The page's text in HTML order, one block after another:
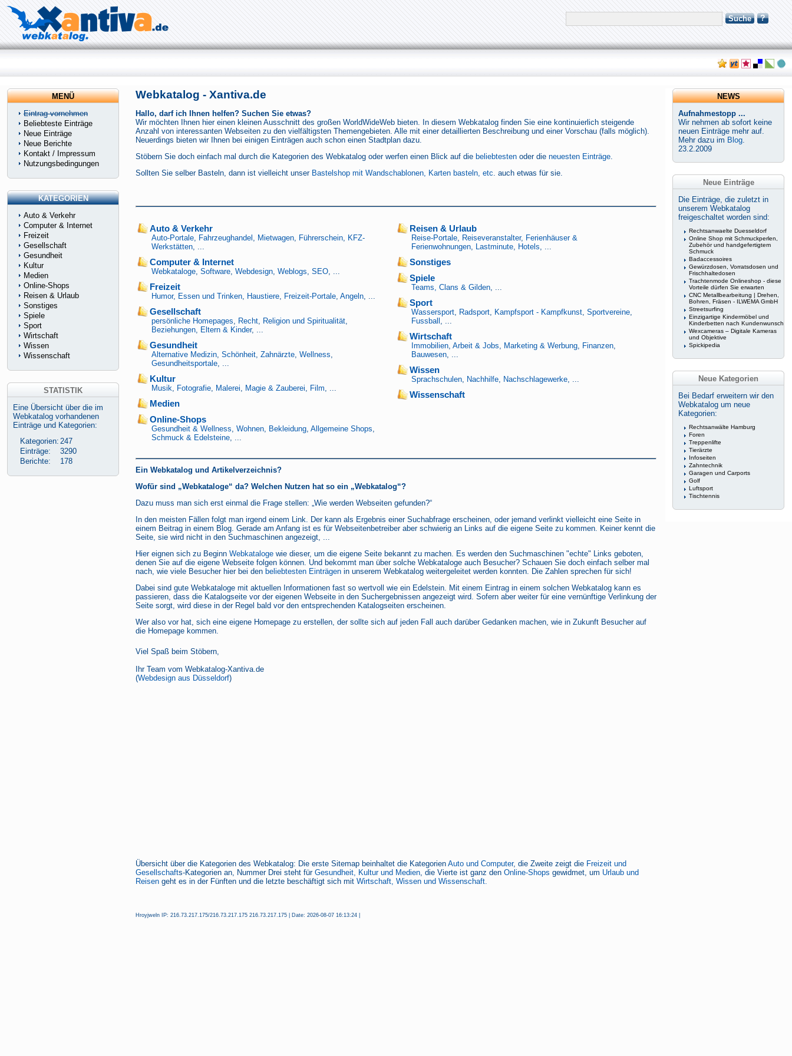
Webkatalog - Xantiva.de
Hallo, darf ich Ihnen helfen? Suchen Sie etwas?
Wir möchten Ihnen hier einen kleinen Ausschnitt des großen WorldWideWeb bieten. In diesem Webkatalog finden Sie eine kontinuierlich steigende
Anzahl von interessanten Webseiten zu den vielfältigsten Themengebieten. Alle mit einer detaillierten Beschreibung und einer Vorschau (falls möglich).
Neuerdings bieten wir Ihnen bei einigen Einträgen auch schon einen Stadtplan dazu.
Stöbern Sie doch einfach mal durch die Kategorien des Webkatalog oder werfen einen Blick auf die beliebtesten oder die neuesten Einträge.
Sollten Sie selber Basteln, dann ist vielleicht unser Bastelshop mit Wandschablonen, Karten basteln, etc. auch etwas für sie.
Auto & Verkehr
Auto-Portale, Fahrzeughandel , Mietwagen, Führerschein, KFZ-
Werkstätten, ...
Computer & Internet
Webkataloge, Software, Webdesign, Weblogs, SEO, ...
Freizeit
Humor, Essen und Trinken, Haustiere, Freizeit-Portale, Angeln, ...
Gesellschaft
persönliche Homepages, Recht, Religion und Spiritualität,
Beziehungen, Eltern & Kinder, ...
Gesundheit
Alternative Medizin, Schönheit, Zahnärzte, Wellness,
Gesundheitsportale, ...
Kultur
Musik, Fotografie, Malerei, Magie & Zauberei, Film, ...
Medien
Online-Shops
Gesundheit & Wellness, Wohnen, Bekleidung, Allgemeine Shops,
Schmuck & Edelsteine, ...
Reisen & Urlaub
Reise-Portale, Reiseveranstalter, Ferienhäuser &
Ferienwohnungen, Lastminute, Hotels, ...
Sonstiges
Spiele
Teams, Clans & Gilden, ...
Sport
Wassersport, Radsport, Kampfsport - Kampfkunst, Sportvereine,
Fussball , ...
Wirtschaft
Immobilien, Arbeit & Jobs, Marketing & Werbung, Finanzen,
Bauwesen, ...
Wissen
Sprachschulen, Nachhilfe, Nachschlagewerke, ...
Wissenschaft
Ein Webkatalog und Artikelverzeichnis?
Wofür sind „Webkataloge“ da? Welchen Nutzen hat so ein „Webkatalog“?
Dazu muss man sich erst einmal die Frage stellen: „Wie werden Webseiten gefunden?“
In den meisten Fällen folgt man irgend einem Link. Der kann als Ergebnis einer Suchabfrage erscheinen, oder jemand verlinkt vielleicht eine Seite in
einem Beitrag in einem Blog. Gerade am Anfang ist es für Webseitenbetreiber aber schwierig an Links auf die eigene Seite zu kommen. Keiner kennt die
Seite, sie wird nicht in den Suchmaschinen angezeigt, ...
Hier eignen sich zu Beginn Webkataloge wie dieser, um die eigene Seite bekannt zu machen. Es werden den Suchmaschinen "echte" Links geboten,
denen Sie auf die eigene Webseite folgen können. Und bekommt man über solche Webkataloge auch Besucher? Schauen Sie doch einfach selber mal
nach, wie viele Besucher hier bei den beliebtesten Einträgen in unserem Webkatalog weitergeleitet werden konnten. Die Zahlen sprechen für sich!
Dabei sind gute Webkataloge mit aktuellen Informationen fast so wertvoll wie ein Edelstein. Mit einem Eintrag in einem solchen Webkatalog kann es
passieren, dass die Katalogseite vor der eigenen Webseite in den Suchergebnissen angezeigt wird. Sofern aber weiter für eine vernünftige Verlinkung der
Seite sorgt, wird diese in der Regel bald vor den entsprechenden Katalogseiten erscheinen.
Wer also vor hat, sich eine eigene Homepage zu erstellen, der sollte sich auf jeden Fall auch darüber Gedanken machen, wie in Zukunft Besucher auf
die Homepage kommen.
Viel Spaß beim Stöbern,
Ihr Team vom Webkatalog-Xantiva.de
(Webdesign aus Düsseldorf)
Übersicht über die Kategorien des Webkatalog: Die erste Sitemap beinhaltet die Kategorien Auto und Computer, die Zweite zeigt die Freizeit und
Gesellschafts-Kategorien an, Nummer Drei steht für Gesundheit, Kultur und Medien, die Vierte ist ganz den Online-Shops gewidmet, um Urlaub und
Reisen geht es in der Fünften und die letzte beschäftigt sich mit Wirtschaft, Wissen und Wissenschaft.
Hroyjweln IP: 216.73.217.175/216.73.217.175 216.73.217.175 | Date: 2026-08-07 16:13:24 |
Suche ?
MENÜ
Eintrag vornehmen
Beliebteste Einträge
Neue Einträge
Neue Berichte
Kontakt / Impressum
Nutzungsbedingungen
KATEGORIEN
Auto & Verkehr
Computer & Internet
Freizeit
Gesellschaft
Gesundheit
Kultur
Medien
Online-Shops
Reisen & Urlaub
Sonstiges
Spiele
Sport
Wirtschaft
Wissen
Wissenschaft
STATISTIK
Eine Übersicht über die im
Webkatalog vorhandenen
Einträge und Kategorien:
Kategorien: 247
Einträge:
3290
Berichte:
178
NEWS
Aufnahmestopp ...
Wir nehmen ab sofort keine
neuen Einträge mehr auf.
Mehr dazu im Blog.
23.2.2009
Neue Einträge
Die Einträge, die zuletzt in
unserem Webkatalog
freigeschaltet worden sind:
Rechtsanwaelte Duesseldorf
Online Shop mit Schmuckperlen,
Zubehör und handgefertigtem
Schmuck
Badaccessoires
Gewürzdosen, Vorratsdosen und
Frischhaltedosen
Trachtenmode Onlineshop - diese
Vorteile dürfen Sie erwarten
CNC Metallbearbeitung | Drehen,
Bohren, Fräsen - ILWEMA GmbH
Streetsurfing
Einzigartige Kindermöbel und
Kinderbetten nach Kundenwunsch
Wexcameras – Digitale Kameras
und Objektive
Spickipedia
Neue Kategorien
Bei Bedarf erweitern wir den
Webkatalog um neue
Kategorien:
Rechtsanwälte Hamburg
Foren
Treppenlifte
Tierärzte
Infoseiten
Zahntechnik
Garagen und Carports
Golf
Luftsport
Tischtennis